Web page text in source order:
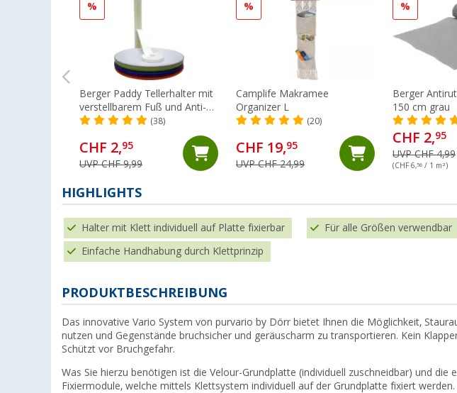
%
Berger Paddy Tellerhalter mit
verstellbarem Fuß und Anti-
Rutsch-Auflage (38)
CHF 2,95
UVP CHF 9,99
%
Camplife Makramee
Organizer L
(20)
CHF 19,95
UVP CHF 24,99
%
Berger
150 cm grau
CHF 2,95
UVP CHF 4,99
(CHF 6,56 / 1 m²)
HIGHLIGHTS
Halter mit Klett individuell auf Platte fixierbar Für alle Größen verwendbar
Einfache Handhabung durch Klettprinzip
PRODUKTBESCHREIBUNG
Das innovative Vario System von purvario by Dörr bietet Ihnen die Möglichkeit,
nutzen und Gegenstände bruchsicher und geräuscharm zu transportieren. Kein
Schützt vor Bruchgefahr.
Was Sie hierzu benötigen ist die Velour-Grundplatte (individuell zuschneidbar) und die
Fixiermodule, welche mittels Klettsystem individuell auf der Grundplatte fixiert